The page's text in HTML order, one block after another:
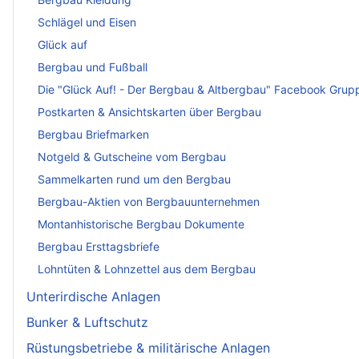
Schlägel und Eisen
Glück auf
Bergbau und Fußball
Die "Glück Auf! - Der Bergbau & Altbergbau" Facebook
Postkarten & Ansichtskarten über Bergbau
Bergbau Briefmarken
Notgeld & Gutscheine vom Bergbau
Sammelkarten rund um den Bergbau
Bergbau-Aktien von Bergbauunternehmen
Montanhistorische Bergbau Dokumente
Bergbau Ersttagsbriefe
Lohntüten & Lohnzettel aus dem Bergbau
Unterirdische Anlagen
Bunker & Luftschutz
Rüstungsbetriebe & militärische Anlagen